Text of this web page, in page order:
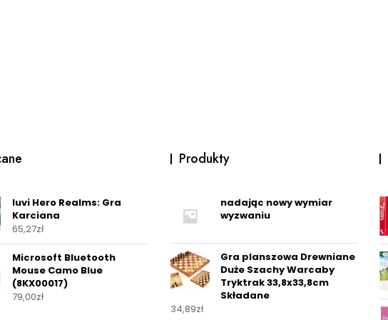
Iuvi Hero Realms: Gra
Karciana
65,27zł
Microsoft Bluetooth
Mouse Camo Blue
(8KX00017)
79,00zł
Produkty
nadając nowy wymiar
wyzwaniu
Gra planszowa Drewniane
Duże Szachy Warcaby
Tryktrak 33,8x33,8cm
Składane
34,89zł